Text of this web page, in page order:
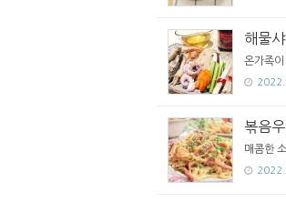
해물
온가족
볶음
매콤한